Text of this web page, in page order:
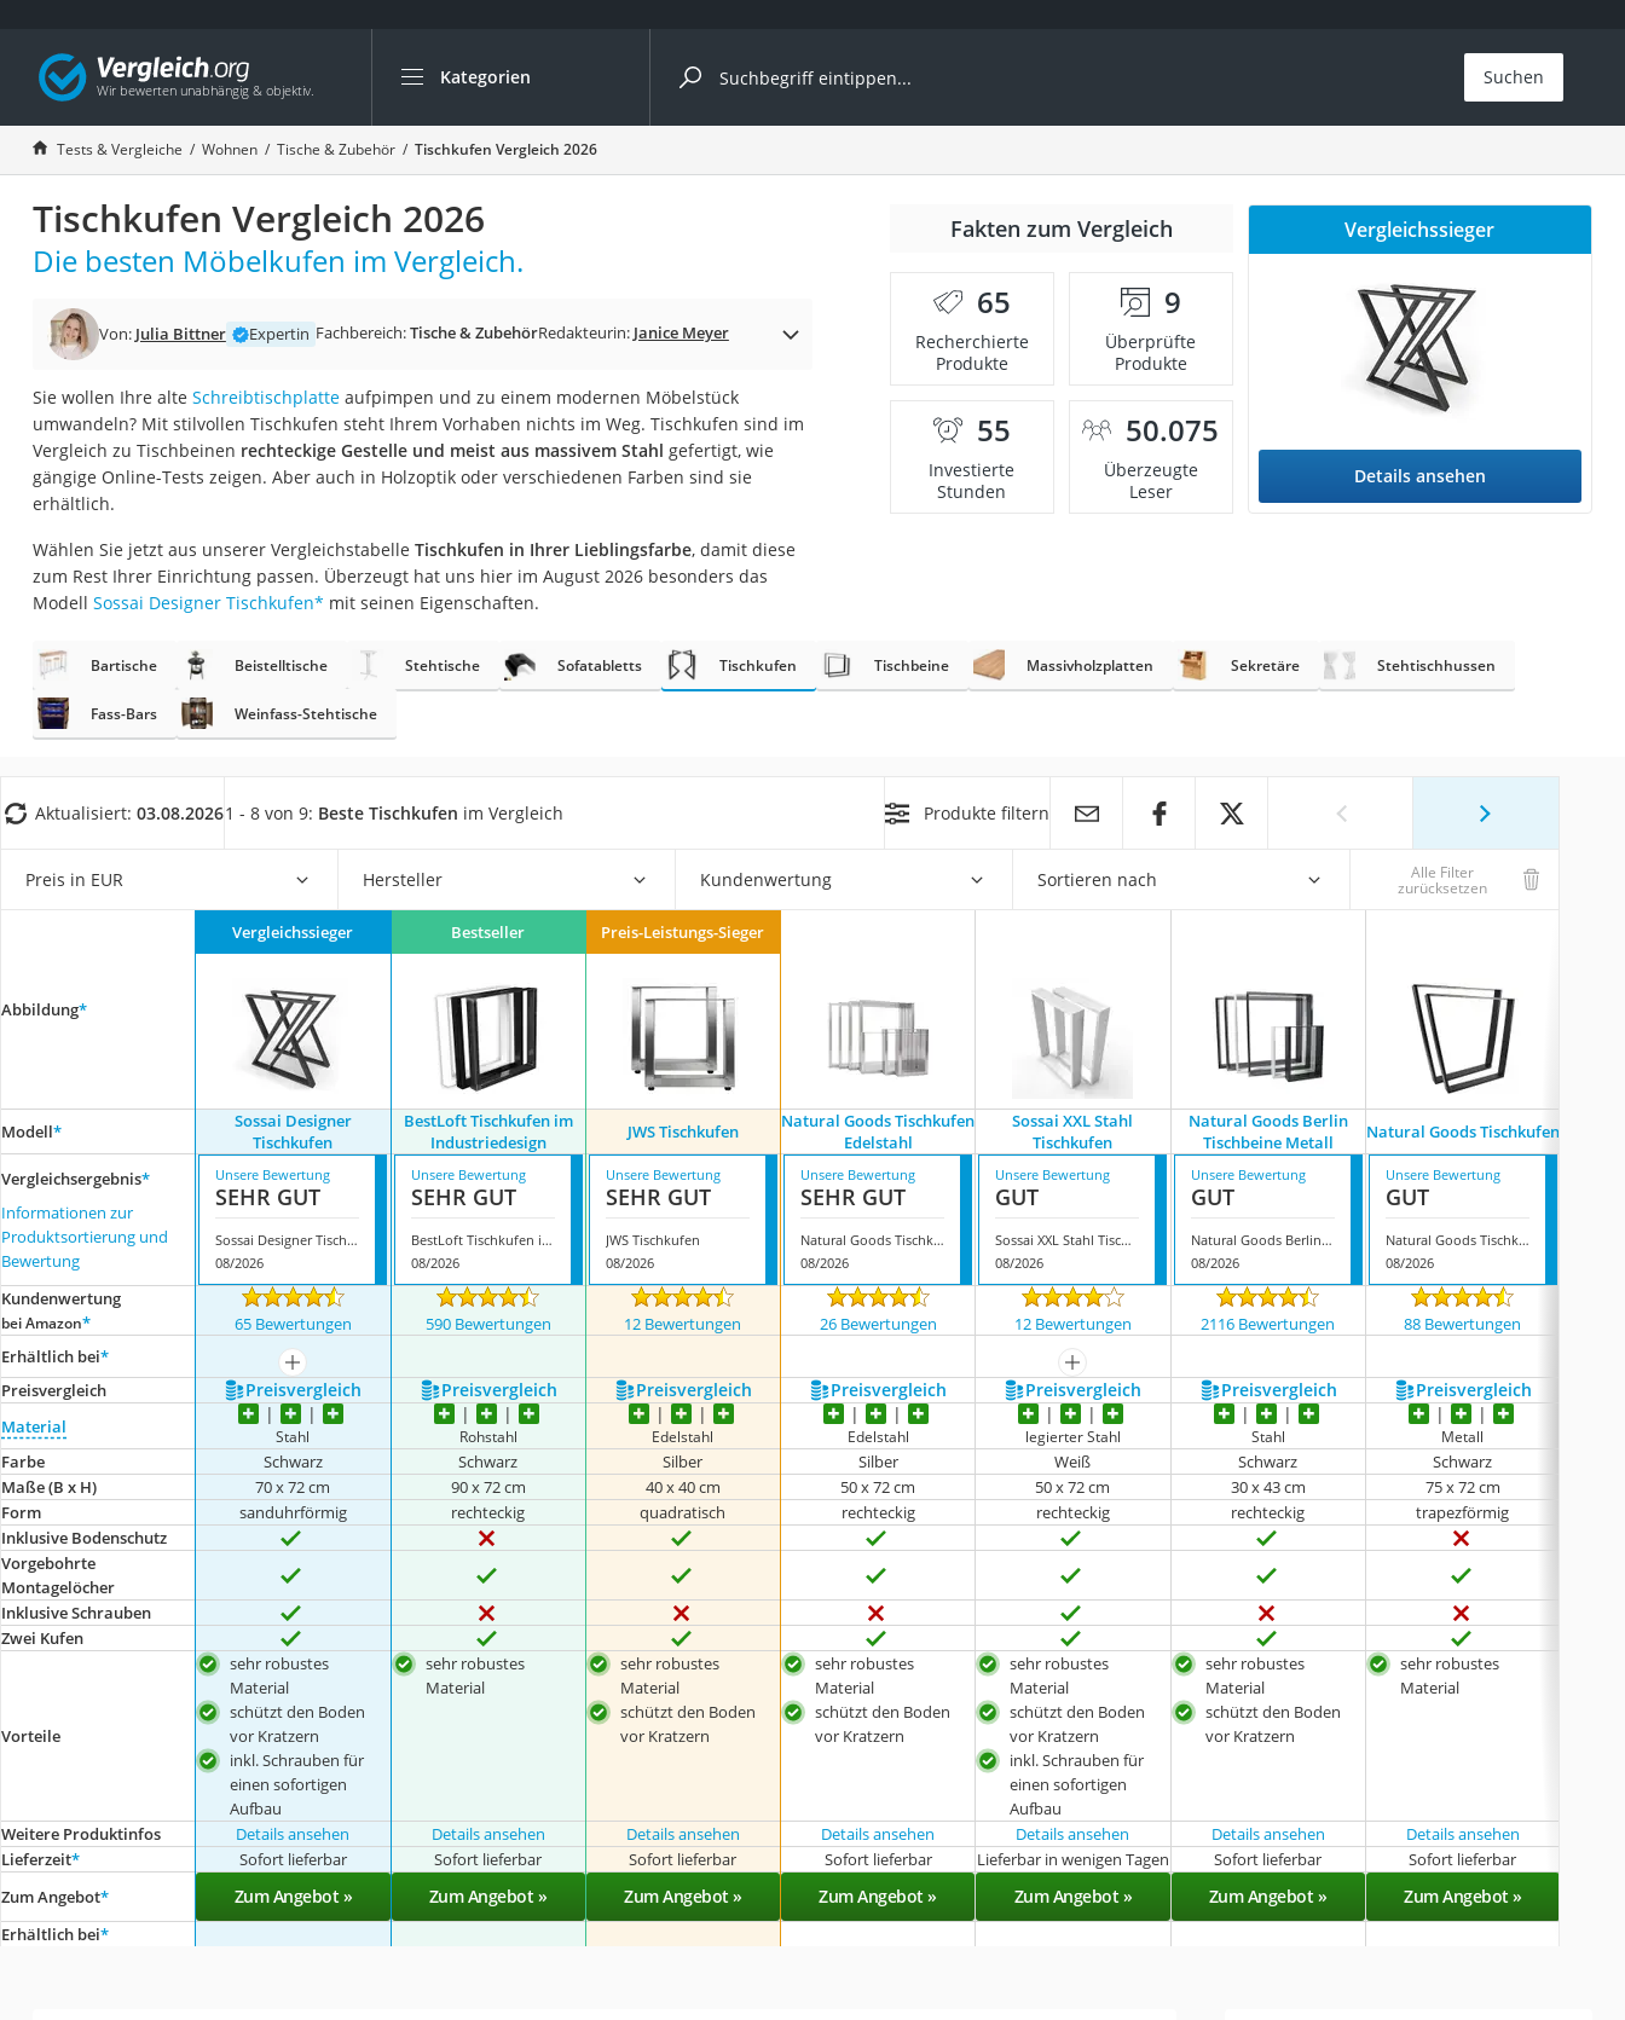
Kategorien
Die beliebtesten Vergleiche nach Kategorie
Wohnen
Matratzen-Topper
Matratzen
Konferenzlautsprecher
Tageslichtlampe
Badlüfter
Bürohocker
Außenleuchte mit Kamera
Ozongeneratoren
Konferenzmikrofon
Klappmatratze
Aktenvernichter Sicherheitsstufe 4
Bettgitter
Höhenverstellbarer Schreibtisch
Matratze 90 x 200 cm
Suchen
Tests & Vergleiche Wohnen Tische & Zubehör Tischkufen Vergleich 2026
Tischkufen Vergleich 2026
Die besten Möbelkufen im Vergleich.
Von: Julia Bittner Expertin Fachbereich:Tische & ZubehörRedakteurin: Janice Meyer
Sie wollen Ihre alte Schreibtischplatteaufpimpen und zu einem modernen Möbelstück
umwandeln? Mit stilvollen Tischkufen steht Ihrem Vorhaben nichts im Weg. Tischkufen sind im
Vergleich zu Tischbeinen rechteckige Gestelle und meist aus massivem Stahl gefertigt, wie
gängige Online-Tests zeigen. Aber auch in Holzoptik oder verschiedenen Farben sind sie
erhältlich.
Wählen Sie jetzt aus unserer Vergleichstabelle Tischkufen in Ihrer Lieblingsfarbe, damit diese
zum Rest Ihrer Einrichtung passen. Überzeugt hat uns hier im August 2026 besonders das
Modell Sossai Designer Tischkufen* mit seinen Eigenschaften.
Fakten zum Vergleich
65
Recherchierte
Produkte
9
Überprüfte
Produkte
55
Investierte
Stunden
50.075
Überzeugte
Leser
Vergleichssieger
Details ansehen
Bartische Beistelltische Stehtische Sofatabletts Tischkufen Tischbeine Massivholzplatten Sekretäre Stehtischhussen
Fass-Bars Weinfass-Stehtische
Aktualisiert: 03.08.20261 - 8 von 9: Beste Tischkufen im Vergleich Produkte filtern
Preis in EUR Hersteller Kundenwertung Sortieren nach Alle Filter
zurücksetzen
Abbildung*
Vergleichssieger Bestseller Preis-Leistungs-Sieger
Modell*
Sossai Designer
Tischkufen
BestLoft Tischkufen im
Industriedesign
JWS Tischkufen
Natural Goods Tischkufen
Edelstahl
Sossai XXL Stahl
Tischkufen
Natural Goods Berlin
Tischbeine Metall
Natural Goods Tischkufen
Vergleichsergebnis*
Informationen zur
Produktsortierung und
Bewertung
Unsere Bewertung
SEHR GUT
Sossai Designer Tischkufen
08/2026
Unsere Bewertung
SEHR GUT
BestLoft Tischkufen im Industriedesign
08/2026
Unsere Bewertung
SEHR GUT
JWS Tischkufen
08/2026
Unsere Bewertung
SEHR GUT
Natural Goods Tischkufen Edelstahl
08/2026
Unsere Bewertung
GUT
Sossai XXL Stahl Tischkufen
08/2026
Unsere Bewertung
GUT
Natural Goods Berlin Tischbeine Metall
08/2026
Unsere Bewertung
GUT
Natural Goods Tischkufen
08/2026
Kundenwertung
bei Amazon* 65 Bewertungen 590 Bewertungen 12 Bewertungen 26 Bewertungen 12 Bewertungen 2116 Bewertungen 88 Bewertungen
Erhältlich bei*
mehr anzeigen
mehr anzeigen
Preis­vergleich
Preis­vergleich Preis­vergleich Preis­vergleich Preis­vergleich Preis­vergleich Preis­vergleich Preis­vergleich
Material Stahl Rohstahl Edelstahl Edelstahl legierter Stahl Stahl Metall
Farbe Schwarz Schwarz Silber Silber Weiß Schwarz
Schwarz
Maße (B x H)
70 x 72 cm 90 x 72 cm 40 x 40 cm 50 x 72 cm 50 x 72 cm 30 x 43 cm 75 x 72 cm
Form
sanduhrförmig rechteckig quadratisch rechteckig rechteckig rechteckig trapezförmig
Inklusive Bodenschutz
Vorgebohrte
Montagelöcher
Inklusive Schrauben
Zwei Kufen
Vorteile
sehr robustes
Material
schützt den Boden
vor Kratzern
inkl. Schrauben für
einen sofortigen
Aufbau
sehr robustes
Material
sehr robustes
Material
schützt den Boden
vor Kratzern
sehr robustes
Material
schützt den Boden
vor Kratzern
sehr robustes
Material
schützt den Boden
vor Kratzern
inkl. Schrauben für
einen sofortigen
Aufbau
sehr robustes
Material
schützt den Boden
vor Kratzern
sehr robustes
Material
Weitere Produktinfos Details ansehen Details ansehen Details ansehen Details ansehen Details ansehen Details ansehen
Details ansehen
Lieferzeit* Sofort lieferbar Sofort lieferbar Sofort lieferbar Sofort lieferbar Lieferbar in wenigen Tagen Sofort lieferbar Sofort lieferbar
Zum Angebot* Zum Angebot » Zum Angebot » Zum Angebot » Zum Angebot » Zum Angebot » Zum Angebot » Zum Angebot »
Erhältlich bei*